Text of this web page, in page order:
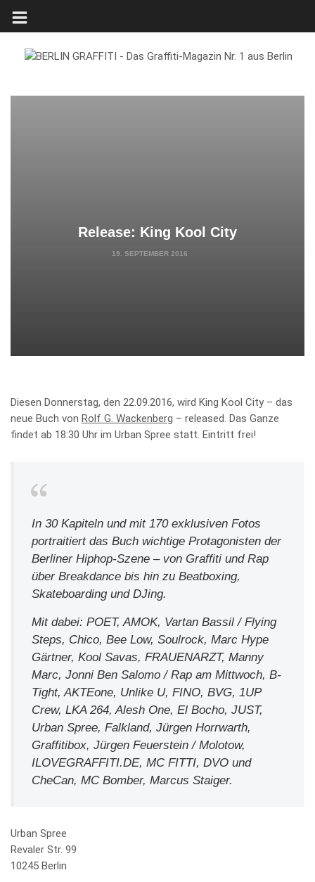
Release: King Kool City
19. SEPTEMBER 2016
Diesen Donnerstag, den 22.09.2016, wird King Kool City – das
neue Buch von Rolf G. Wackenberg – released. Das Ganze
findet ab 18:30 Uhr im Urban Spree statt. Eintritt frei!
In 30 Kapiteln und mit 170 exklusiven Fotos
portraitiert das Buch wichtige Protagonisten der
Berliner Hiphop-Szene – von Graffiti und Rap
über Breakdance bis hin zu Beatboxing,
Skateboarding und DJing.
Mit dabei: POET, AMOK, Vartan Bassil / Flying
Steps, Chico, Bee Low, Soulrock, Marc Hype
Gärtner, Kool Savas, FRAUENARZT, Manny
Marc, Jonni Ben Salomo / Rap am Mittwoch, B-
Tight, AKTEone, Unlike U, FINO, BVG, 1UP
Crew, LKA 264, Alesh One, El Bocho, JUST,
Urban Spree, Falkland, Jürgen Horrwarth,
Graffitibox, Jürgen Feuerstein / Molotow,
ILOVEGRAFFITI.DE, MC FITTI, DVO und
CheCan, MC Bomber, Marcus Staiger.
Urban Spree
Revaler Str. 99
10245 Berlin